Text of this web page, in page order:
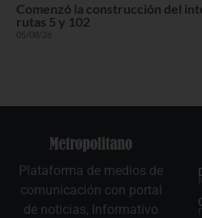
Comenzó la construcción del
rutas 5 y 102
05/08/26
Plataforma de medios de
comunicación con portal
de noticias, Informativo